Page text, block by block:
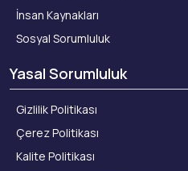
İnsan Kaynakları
Sosyal Sorumluluk
Yasal Sorumluluk
Gizlilik Politikası
Çerez Politikası
Kalite Politikası